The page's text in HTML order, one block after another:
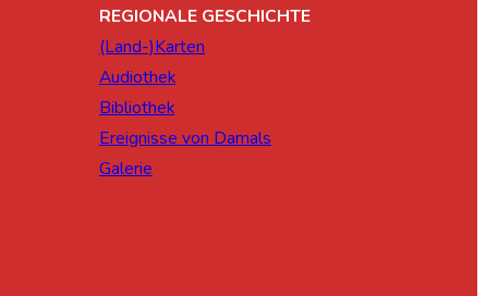
REGIONALE GESCHICHTE
(Land-)Karten
Audiothek
Bibliothek
Ereignisse von Damals
Galerie